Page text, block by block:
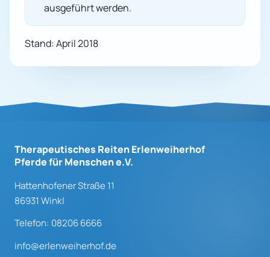
ausgeführt werden.
Stand: April 2018
Therapeutisches Reiten Erlenweiherhof
Pferde für Menschen e.V.
Hattenhofener Straße 11
86931 Winkl
Telefon: 08206 6666
info@erlenweiherhof.de